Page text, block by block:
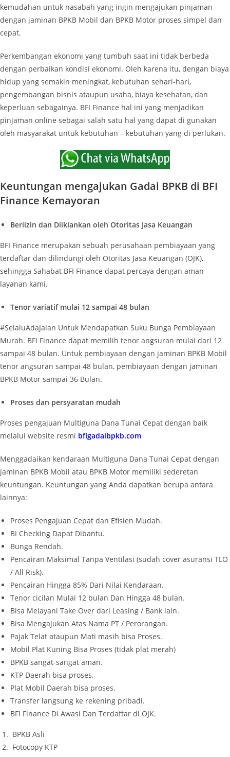
kemudahan untuk nasabah yang ingin mengajukan pinjaman
dengan jaminan BPKB Mobil dan BPKB Motor proses simpel dan
cepat.
Perkembangan ekonomi yang tumbuh saat ini tidak berbeda
dengan perbaikan kondisi ekonomi. Oleh karena itu, dengan biaya
hidup yang semakin meningkat, kebutuhan sehari-hari,
pengembangan bisnis ataupun usaha, biaya kesehatan, dan
keperluan sebagainya. BFI Finance hal ini yang menjadikan
pinjaman online sebagai salah satu hal yang dapat di gunakan
oleh masyarakat untuk kebutuhan – kebutuhan yang di perlukan.
Keuntungan mengajukan Gadai BPKB di BFI
Finance Kemayoran
Beriizin dan Diiklankan oleh Otoritas Jasa Keuangan
BFI Finance merupakan sebuah perusahaan pembiayaan yang
terdaftar dan dilindungi oleh Otoritas Jasa Keuangan (OJK),
sehingga Sahabat BFI Finance dapat percaya dengan aman
layanan kami.
Tenor variatif mulai 12 sampai 48 bulan
#SelaluAdaJalan Untuk Mendapatkan Suku Bunga Pembiayaan
Murah. BFI Finance dapat memilih tenor angsuran mulai dari 12
sampai 48 bulan. Untuk pembiayaan dengan jaminan BPKB Mobil
tenor angsuran sampai 48 bulan, pembiayaan dengan jaminan
BPKB Motor sampai 36 Bulan.
Proses dan persyaratan mudah
Proses pengajuan Multiguna Dana Tunai Cepat dengan baik
melalui website resmi bfigadaibpkb.com
Menggadaikan kendaraan Multiguna Dana Tunai Cepat dengan
jaminan BPKB Mobil atau BPKB Motor memiliki sederetan
keuntungan. Keuntungan yang Anda dapatkan berupa antara
lainnya:
Proses Pengajuan Cepat dan Efisien Mudah.
BI Checking Dapat Dibantu.
Bunga Rendah.
Pencairan Maksimal Tanpa Ventilasi (sudah cover asuransi TLO
/ All Risk).
Pencairan Hingga 85% Dari Nilai Kendaraan.
Tenor cicilan Mulai 12 bulan Dan Hingga 48 bulan.
Bisa Melayani Take Over dari Leasing / Bank lain.
Bisa Mengajukan Atas Nama PT / Perorangan.
Pajak Telat ataupun Mati masih bisa Proses.
Mobil Plat Kuning Bisa Proses (tidak plat merah)
BPKB sangat-sangat aman.
KTP Daerah bisa proses.
Plat Mobil Daerah bisa proses.
Transfer langsung ke rekening pribadi.
BFI Finance Di Awasi Dan Terdaftar di OJK.
BPKB Asli
Fotocopy KTP